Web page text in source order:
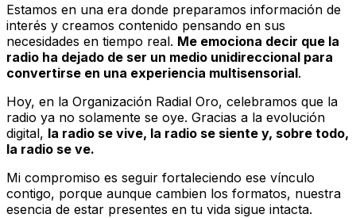
Estamos en una era donde preparamos información de
interés y creamos contenido pensando en sus
necesidades en tiempo real. Me emociona decir que la
radio ha dejado de ser un medio unidireccional para
convertirse en una experiencia multisensorial.
Hoy, en la Organización Radial Oro, celebramos que la
radio ya no solamente se oye. Gracias a la evolución
digital, la radio se vive, la radio se siente y, sobre todo,
la radio se ve.
Mi compromiso es seguir fortaleciendo ese vínculo
contigo, porque aunque cambien los formatos, nuestra
esencia de estar presentes en tu vida sigue intacta.